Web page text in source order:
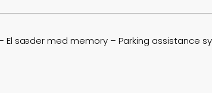
sæder med memory – Parking assistance